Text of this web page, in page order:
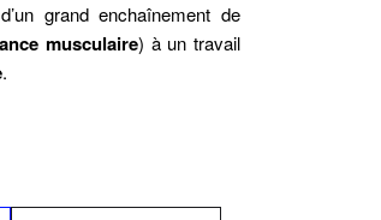
grand enchaînement de
musculaire) à un travail
.